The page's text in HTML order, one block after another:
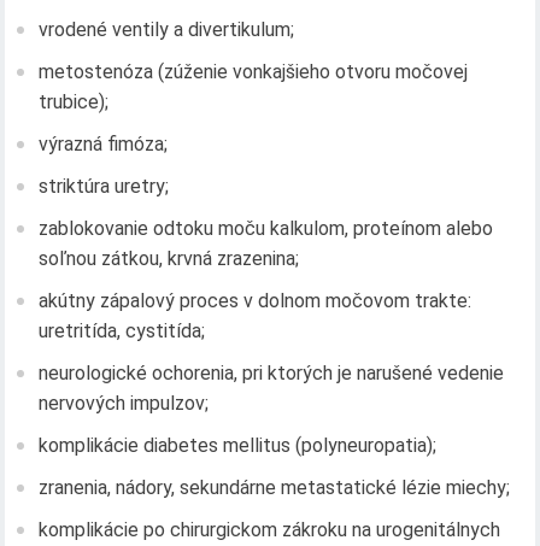
vrodené ventily a divertikulum;
metostenóza (zúženie vonkajšieho otvoru močovej
trubice);
výrazná fimóza;
striktúra uretry;
zablokovanie odtoku moču kalkulom, proteínom alebo
soľnou zátkou, krvná zrazenina;
akútny zápalový proces v dolnom močovom trakte:
uretritída, cystitída;
neurologické ochorenia, pri ktorých je narušené vedenie
nervových impulzov;
komplikácie diabetes mellitus (polyneuropatia);
zranenia, nádory, sekundárne metastatické lézie miechy;
komplikácie po chirurgickom zákroku na urogenitálnych